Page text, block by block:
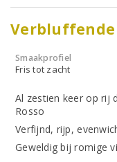
Smaakprofiel
Fris tot zacht
Al zestien keer op rij
Rosso
Verfijnd, rijp,
Geweldig bij romige